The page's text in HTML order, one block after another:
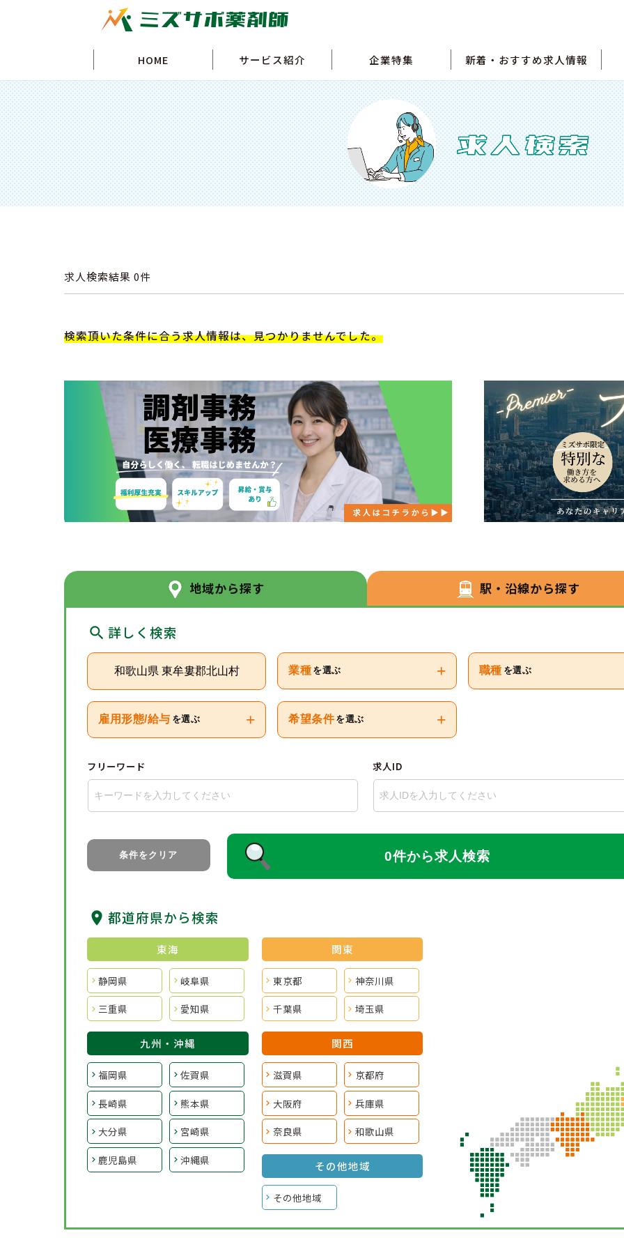
HOME サービス紹介 企業特集 新着・おすすめ求人情報
求人検索結果 0件
検索頂いた条件に合う求人情報は、見つかりませんでした。
地域から探す 駅・沿線から探す
詳しく検索
和歌山県 東牟婁郡北山村 業種 を選ぶ + 職種 を選ぶ
雇用形態/給与 を選ぶ + 希望条件 を選ぶ +
フリーワード 求人ID
条件をクリア 0件から求人検索
都道府県から検索
東海
静岡県 岐阜県
三重県 愛知県
関東
東京都 神奈川県
千葉県 埼玉県
九州・沖縄
福岡県 佐賀県
長崎県 熊本県
大分県 宮崎県
鹿児島県 沖縄県
関西
滋賀県 京都府
大阪府 兵庫県
奈良県 和歌山県
その他地域
その他地域